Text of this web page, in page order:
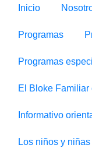
Inicio
Programas
Programas
El Bloke Familiar
Informativo
Los niños y